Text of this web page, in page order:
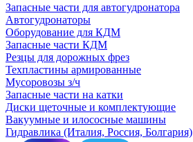
Запасные части для автогудронатора
Автогудронаторы
Оборудование для КДМ
Запасные части КДМ
Резцы для дорожных фрез
Техпластины армированные
Мусоровозы з/ч
Запасные части на катки
Диски щеточные и комплектующие
Вакуумные и илососные машины
Гидравлика (Италия, Россия, Болгария)